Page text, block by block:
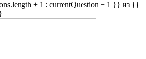
+ 1 : currentQuestion + 1 }} из {{